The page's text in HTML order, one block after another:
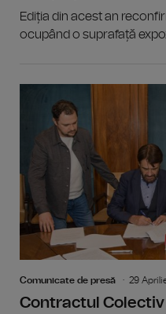
Ediția din acest an
ocupând o suprafață
Comunicate de presă 29
Contractul Colectiv